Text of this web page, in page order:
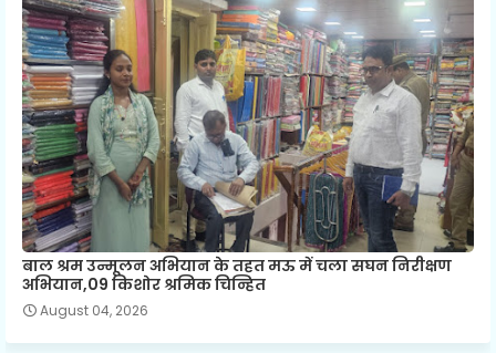
बाल श्रम उन्मूलन अभियान के तहत मऊ में चला सघन निरीक्षण
अभियान,09 किशोर श्रमिक चिन्हित
August 04, 2026